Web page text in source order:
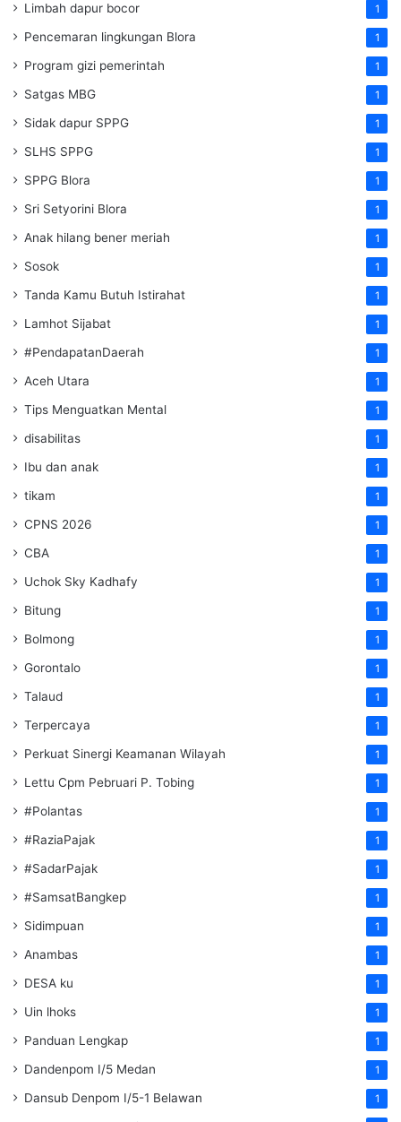
Limbah dapur bocor 1
Pencemaran lingkungan Blora 1
Program gizi pemerintah 1
Satgas MBG 1
Sidak dapur SPPG 1
SLHS SPPG 1
SPPG Blora 1
Sri Setyorini Blora 1
Anak hilang bener meriah 1
Sosok 1
Tanda Kamu Butuh Istirahat 1
Lamhot Sijabat 1
#PendapatanDaerah 1
Aceh Utara 1
Tips Menguatkan Mental 1
disabilitas 1
Ibu dan anak 1
tikam 1
CPNS 2026 1
CBA 1
Uchok Sky Kadhafy 1
Bitung 1
Bolmong 1
Gorontalo 1
Talaud 1
Terpercaya 1
Perkuat Sinergi Keamanan Wilayah 1
Lettu Cpm Pebruari P. Tobing 1
#Polantas 1
#RaziaPajak 1
#SadarPajak 1
#SamsatBangkep 1
Sidimpuan 1
Anambas 1
DESA ku 1
Uin lhoks 1
Panduan Lengkap 1
Dandenpom I/5 Medan 1
Dansub Denpom I/5-1 Belawan 1